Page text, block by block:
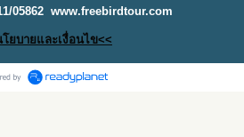
05862 www.freebirdtour.com
ยบายและเงื่อนไข<<